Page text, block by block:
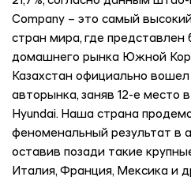
Company – это самый
стран мира, где
домашнего рынка Южной
Казахстан официально
авторынка, заняв 12-е место
Hyundai. Наша страна
феноменальный результат в
оставив позади такие
Италия, Франция, Мексика и